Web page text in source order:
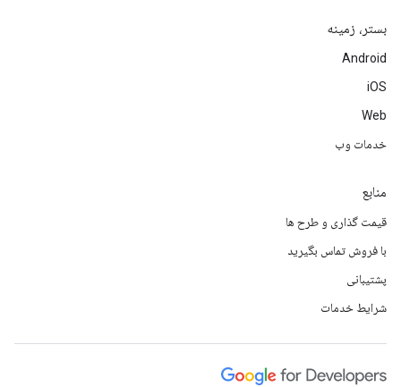
بستر، زمینه
Android
iOS
Web
خدمات وب
منابع
قیمت گذاری و طرح ها
با فروش تماس بگیرید
پشتیبانی
شرایط خدمات